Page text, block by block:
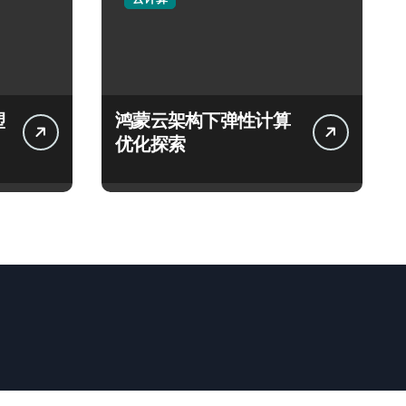
鸿蒙云架构下弹性计算
优化探索